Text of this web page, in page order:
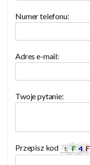
Numer telefonu:
Adres e-mail:
Twoje pytanie:
Przepisz kod